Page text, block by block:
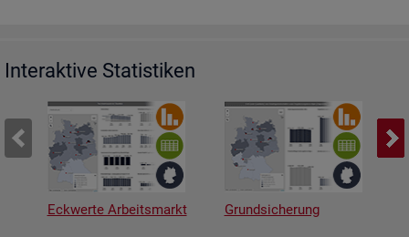
Interaktive Statistiken
Eckwerte Arbeitsmarkt Grundsicherung